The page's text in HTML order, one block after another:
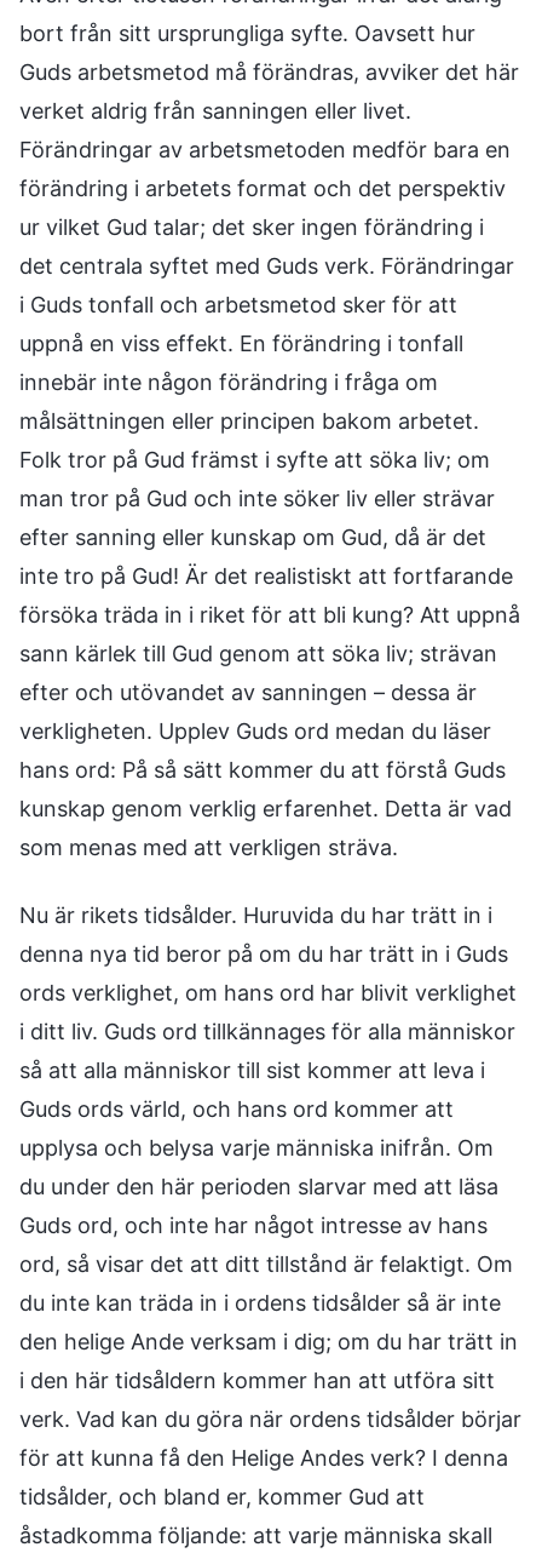
bort från sitt ursprungliga syfte. Oavsett hur
Guds arbetsmetod må förändras, avviker det här
verket aldrig från sanningen eller livet.
Förändringar av arbetsmetoden medför bara en
förändring i arbetets format och det perspektiv
ur vilket Gud talar; det sker ingen förändring i
det centrala syftet med Guds verk. Förändringar
i Guds tonfall och arbetsmetod sker för att
uppnå en viss effekt. En förändring i tonfall
innebär inte någon förändring i fråga om
målsättningen eller principen bakom arbetet.
Folk tror på Gud främst i syfte att söka liv; om
man tror på Gud och inte söker liv eller strävar
efter sanning eller kunskap om Gud, då är det
inte tro på Gud! Är det realistiskt att fortfarande
försöka träda in i riket för att bli kung? Att uppnå
sann kärlek till Gud genom att söka liv; strävan
efter och utövandet av sanningen – dessa är
verkligheten. Upplev Guds ord medan du läser
hans ord: På så sätt kommer du att förstå Guds
kunskap genom verklig erfarenhet. Detta är vad
som menas med att verkligen sträva.
Nu är rikets tidsålder. Huruvida du har trätt in i
denna nya tid beror på om du har trätt in i Guds
ords verklighet, om hans ord har blivit verklighet
i ditt liv. Guds ord tillkännages för alla människor
så att alla människor till sist kommer att leva i
Guds ords värld, och hans ord kommer att
upplysa och belysa varje människa inifrån. Om
du under den här perioden slarvar med att läsa
Guds ord, och inte har något intresse av hans
ord, så visar det att ditt tillstånd är felaktigt. Om
du inte kan träda in i ordens tidsålder så är inte
den helige Ande verksam i dig; om du har trätt in
i den här tidsåldern kommer han att utföra sitt
verk. Vad kan du göra när ordens tidsålder börjar
för att kunna få den Helige Andes verk? I denna
tidsålder, och bland er, kommer Gud att
åstadkomma följande: att varje människa skall